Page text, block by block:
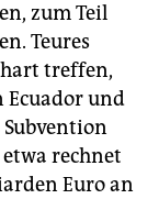
zum Teil
Teures
treffen,
Ecuador und
rechnet
Euro an